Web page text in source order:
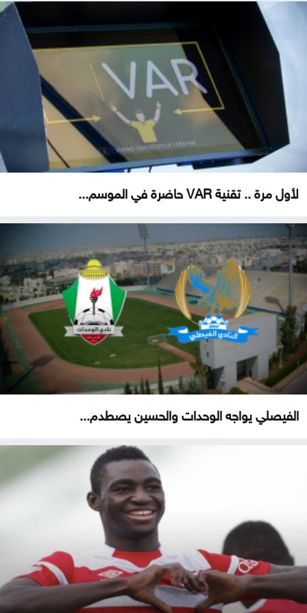
لأول مرة .. تقنية VAR حاضرة في الموسم...
الفيصلي يواجه الوحدات والحسين يصطدم...